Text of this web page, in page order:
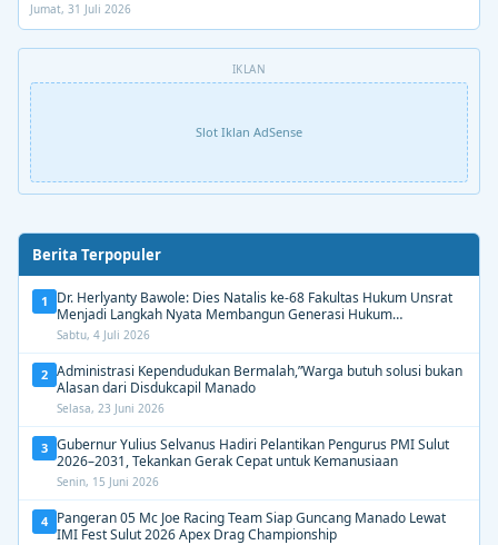
Jumat, 31 Juli 2026
IKLAN
Slot Iklan AdSense
Berita Terpopuler
1
Dr. Herlyanty Bawole: Dies Natalis ke-68 Fakultas Hukum Unsrat
Menjadi Langkah Nyata Membangun Generasi Hukum
Berdampak
Sabtu, 4 Juli 2026
2 Administrasi Kependudukan Bermalah,”Warga butuh solusi bukan
Alasan dari Disdukcapil Manado
Selasa, 23 Juni 2026
3 Gubernur Yulius Selvanus Hadiri Pelantikan Pengurus PMI Sulut
2026–2031, Tekankan Gerak Cepat untuk Kemanusiaan
Senin, 15 Juni 2026
4 Pangeran 05 Mc Joe Racing Team Siap Guncang Manado Lewat
IMI Fest Sulut 2026 Apex Drag Championship